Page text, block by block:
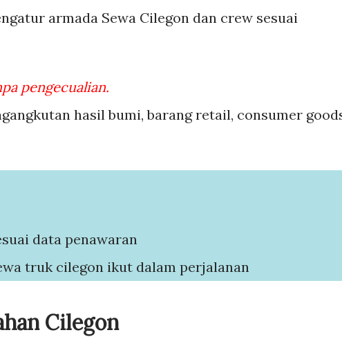
armada Sewa Cilegon dan crew sesuai
pengecualian.
hasil bumi, barang retail, consumer
data penawaran
truk cilegon ikut dalam perjalanan
Cilegon